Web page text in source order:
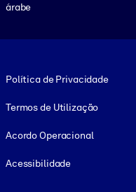
árabe
Política de Privacidade
Termos de Utilização
Acordo Operacional
Acessibilidade